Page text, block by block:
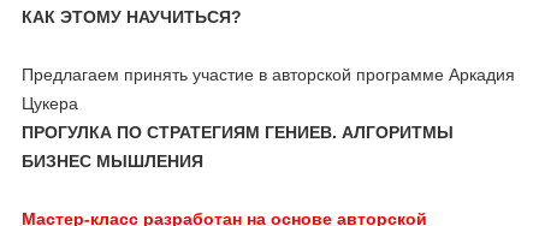
КАК ЭТОМУ НАУЧИТЬСЯ?
Предлагаем принять участие в авторской программе Аркадия
Цукера
ПРОГУЛКА ПО СТРАТЕГИЯМ ГЕНИЕВ. АЛГОРИТМЫ
БИЗНЕС МЫШЛЕНИЯ
Мастер-класс разработан на основе авторской